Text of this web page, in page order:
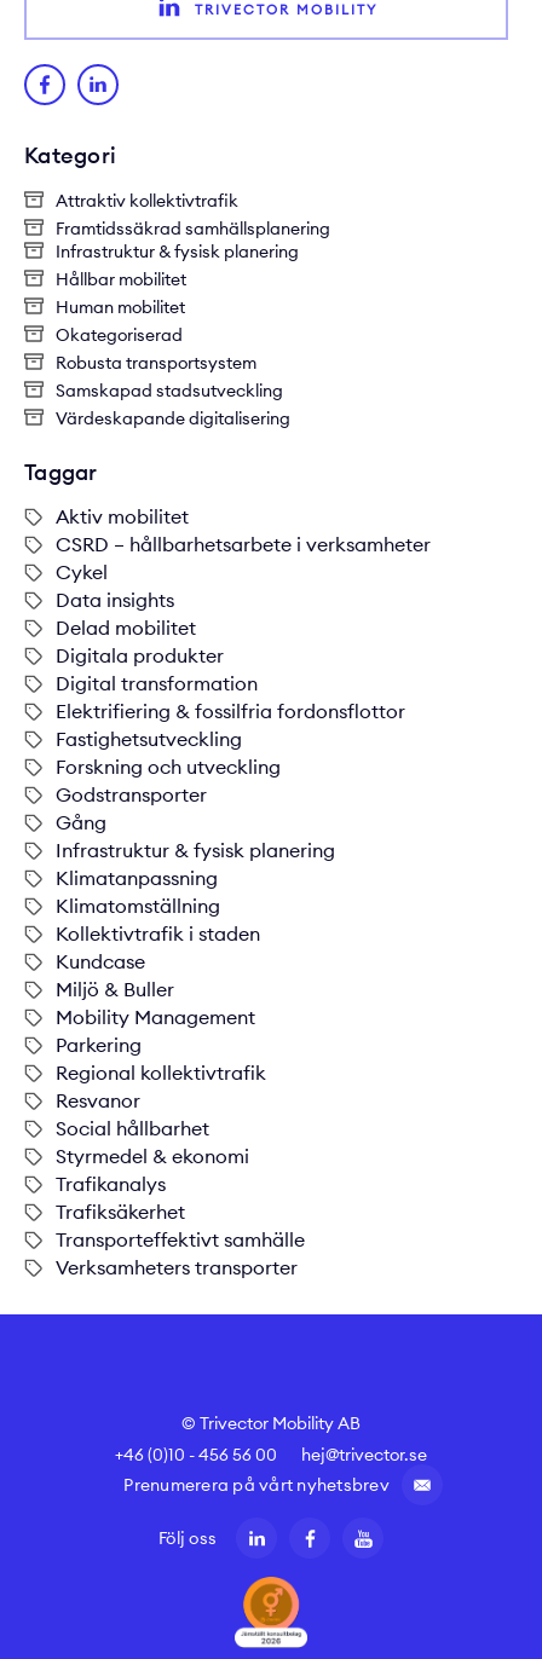
Kategori
Attraktiv kollektivtrafik
Framtidssäkrad samhällsplanering
Infrastruktur & fysisk planering
Hållbar mobilitet
Human mobilitet
Okategoriserad
Robusta transportsystem
Samskapad stadsutveckling
Värdeskapande digitalisering
Taggar
Aktiv mobilitet
CSRD – hållbarhetsarbete i verksamheter
Cykel
Data insights
Delad mobilitet
Digitala produkter
Digital transformation
Elektrifiering & fossilfria fordonsflottor
Fastighetsutveckling
Forskning och utveckling
Godstransporter
Gång
Infrastruktur & fysisk planering
Klimatanpassning
Klimatomställning
Kollektivtrafik i staden
Kundcase
Miljö & Buller
Mobility Management
Parkering
Regional kollektivtrafik
Resvanor
Social hållbarhet
Styrmedel & ekonomi
Trafikanalys
Trafiksäkerhet
Transporteffektivt samhälle
Verksamheters transporter
TRIVECTOR MOBILITY
© Trivector Mobility AB
+46 (0)10 - 456 56 00
hej@trivector.se
Prenumerera på vårt nyhetsbrev
Följ oss